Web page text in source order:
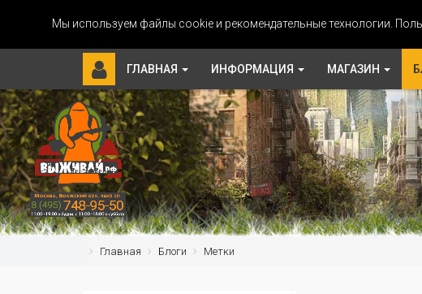
Мы используем файлы cookie и рекомендательные технологии.
ГЛАВНАЯ ИНФОРМАЦИЯ МАГАЗИН
Главная Блоги Метки